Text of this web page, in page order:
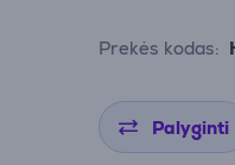
Prekės kodas:
Palyginti